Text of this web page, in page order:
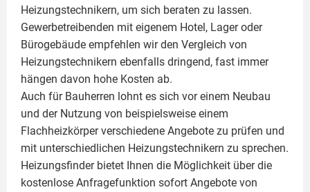
Heizungstechnikern, um sich beraten zu lassen.
Gewerbetreibenden mit eigenem Hotel, Lager oder
Bürogebäude empfehlen wir den Vergleich von
Heizungstechnikern ebenfalls dringend, fast immer
hängen davon hohe Kosten ab.
Auch für Bauherren lohnt es sich vor einem Neubau
und der Nutzung von beispielsweise einem
Flachheizkörperverschiedene Angebote zu prüfen und
mit unterschiedlichen Heizungstechnikern zu sprechen.
Heizungsfinder bietet Ihnen die Möglichkeit über die
kostenlose Anfragefunktion sofort Angebote von